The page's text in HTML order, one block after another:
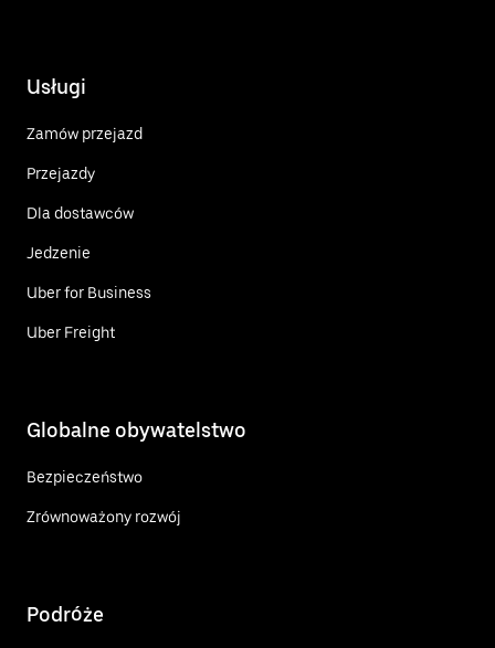
Usługi
Zamów przejazd
Przejazdy
Dla dostawców
Jedzenie
Uber for Business
Uber Freight
Globalne obywatelstwo
Bezpieczeństwo
Zrównoważony rozwój
Podróże